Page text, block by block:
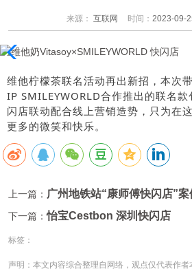
来源： 互联网 时间： 2023-09-
维他柠檬茶联名活动再出新招，本次
IP SMILEYWORLD合作推出的联名
闪店联动配合线上营销造势，只为在
更多的微笑和快乐。
上一篇： 广州地铁站“康师傅快闪店”案
下一篇：怡宝Cestbon 深圳快闪店
标签：
声明：本文内容综合整理自网络，观点仅代表作者